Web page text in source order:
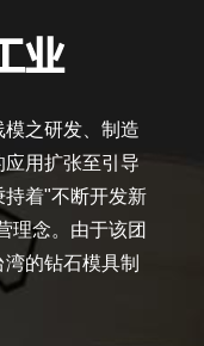
之研发、制造
用扩张至引导
持着"不断开发新
理念。由于该团
的钻石模具制